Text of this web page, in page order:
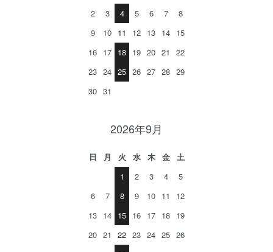
2
3 4 5 6 7
8
9
10 11 12 13 14 15
16 17 18 19 20 21
22
23 24 25 26 27 28 29
30 31
2026年9月
日 月 火 水 木 金
土
1
2 3 4
5
6
7 8 9 10 11
12
13 14 15 16 17 18 19
20 21 22 23 24 25 26